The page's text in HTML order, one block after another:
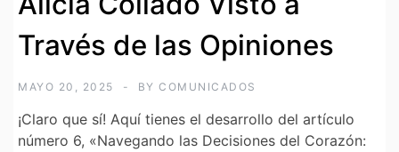
Través de las Opiniones
MAYO 20, 2025 BY COMUNICADOS
¡Claro que sí! Aquí tienes el desarrollo del artículo
número 6, «Navegando las Decisiones del Corazón: